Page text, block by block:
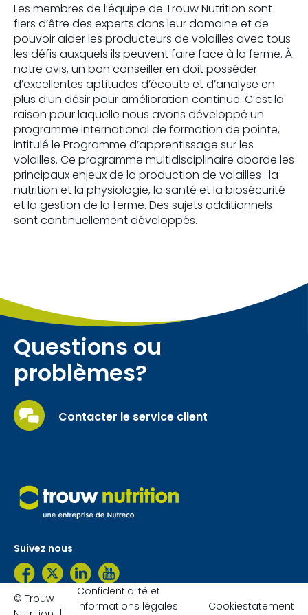
Les membres de l’équipe de Trouw Nutrition sont
fiers d’être des experts dans leur domaine et de
pouvoir aider les producteurs de volailles avec tous
les défis auxquels ils peuvent faire face à la ferme. À
notre avis, un bon conseiller en doit posséder
d’excellentes aptitudes d’écoute et d’analyse en
plus d’un désir pour amélioration continue. C’est la
raison pour laquelle nous avons développé un
programme international de formation de pointe,
intitulé le Programme d’apprentissage sur les
volailles. Ce programme multidisciplinaire aborde les
principaux enjeux de la production de volailles : la
nutrition et la physiologie, la santé et la biosécurité
et la gestion de la ferme. Des sujets additionnels
sont continuellement développés.
Questions ou
problèmes?
Contacter le service client
Suivez nous
© Trouw
Confidentialité et
informations légales
Cookiestatement